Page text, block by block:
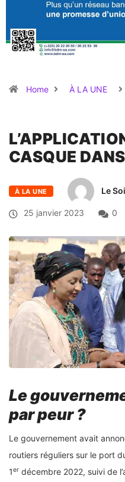
Home À LA UNE
CASQUE
À LA UNE Le
25 janvier 2023 0
Le
par peur ?
Le gouvernement avait
routiers réguliers sur le port
1er décembre 2022, suivi de